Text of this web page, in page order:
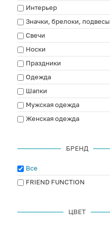
Интерьер
Значки, брелоки, подвесы
Свечи
Носки
Праздники
Одежда
Шапки
Мужская одежда
Женская одежда
БРЕНД
Все
FRIEND FUNCTION
ЦВЕТ